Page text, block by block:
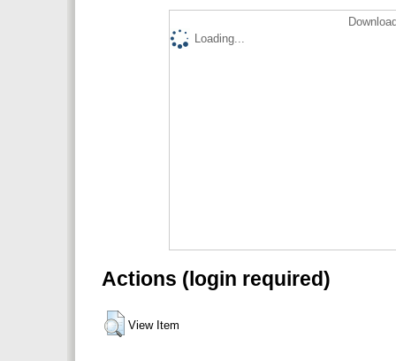
Loading...
Actions (login required)
View Item